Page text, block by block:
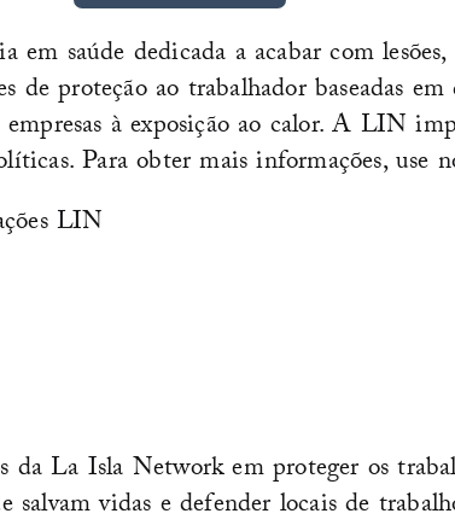
saúde dedicada a acabar com
proteção ao trabalhador baseadas
à exposição ao calor. A LIN
Para obter mais informações, use
LIN
da La Isla Network em proteger os
vidas e defender locais de